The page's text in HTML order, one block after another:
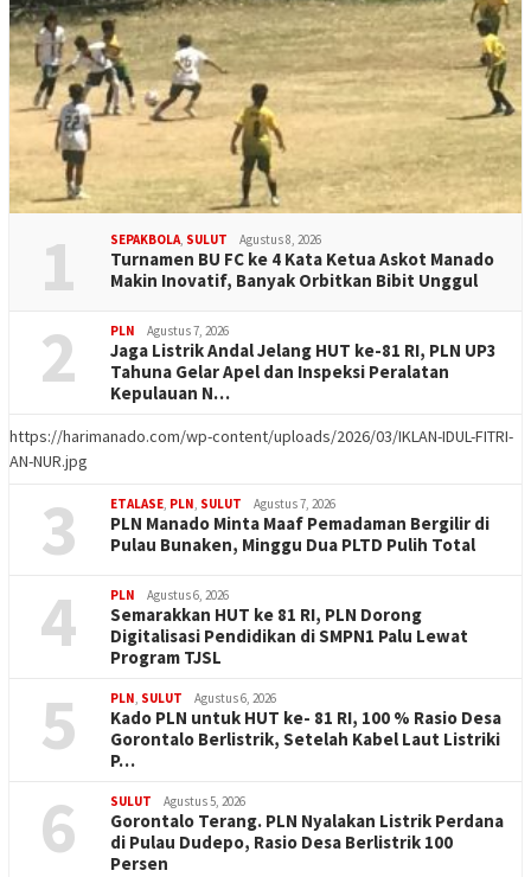
1 SEPAKBOLA, SULUT Agustus 8, 2026
Turnamen BU FC ke 4 Kata Ketua Askot Manado
Makin Inovatif, Banyak Orbitkan Bibit Unggul
2 PLN Agustus 7, 2026
Jaga Listrik Andal Jelang HUT ke-81 RI, PLN UP3
Tahuna Gelar Apel dan Inspeksi Peralatan
Kepulauan N…
https://harimanado.com/wp-content/uploads/2026/03/IKLAN-IDUL-FITRI-
AN-NUR.jpg
3 ETALASE, PLN, SULUT Agustus 7, 2026
PLN Manado Minta Maaf Pemadaman Bergilir di
Pulau Bunaken, Minggu Dua PLTD Pulih Total
4 PLN Agustus 6, 2026
Semarakkan HUT ke 81 RI, PLN Dorong
Digitalisasi Pendidikan di SMPN1 Palu Lewat
Program TJSL
5 PLN, SULUT Agustus 6, 2026
Kado PLN untuk HUT ke- 81 RI, 100 % Rasio Desa
Gorontalo Berlistrik, Setelah Kabel Laut Listriki
P…
6 SULUT Agustus 5, 2026
Gorontalo Terang. PLN Nyalakan Listrik Perdana
di Pulau Dudepo, Rasio Desa Berlistrik 100
Persen